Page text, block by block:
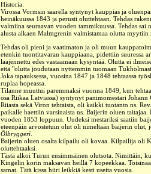
Historia:
Virossa Vormsin saarella syntynyt kauppias ja
heinäkuussa 1843 ja perusti oluttehtaan. Tehdas
valmiina seuraavan vuoden tammikuussa. Tehdas sai
alusta alkaen Malmgrenin valmistamaa olutta myytiin
Tehdas oli pieni ja vaatimaton ja oli muun
etenkin tuontitavaran kauppiaana, pidettiin suuressa
laajennettu edes vastaamaan kysyntää. Olutta ei
että "olutta joudutaan nyttemmin tuomaan
Joka tapauksessa, vuosina 1847 ja 1848 tehtaassa
ruplaa hopeassa.
Tilanne muuttui paremmaksi vuonna 1849, kun
osa Riikaa Latviassa) syntynyt panimomestari Johann
Riiasta sekä Viron tehtaista, oli kaikki tuotanto ns.
paikalle haettiin varsinaista ns. Baijerin oluen taitajaa.
vuoden 1853 loppuun. Uudeksi mestariksi saatiin
eteenpäin arvostetuin olut oli nimeltään baijerin olut,
Ölbryggeri
Baijerin oluen osalta kilpailu oli kovaa. Kilpailija oli
oluttehtaaksi.
Tästä alkoi Turun ensimmäinen olutsota. Nimittäin,
Kingelin korin maksavan heillä 7 kopeekkaa.
samat. Tätä kissa hiiri leikkiä kesti useita vuosia.